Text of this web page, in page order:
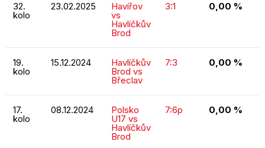
32.
kolo
23.02.2025 Havířov
vs
Havlíčkův
Brod
3:1 0,00 %
19.
kolo
15.12.2024 Havlíčkův
Brod vs
Břeclav
7:3 0,00 %
17.
kolo
08.12.2024 Polsko
U17 vs
Havlíčkův
Brod
7:6p 0,00 %